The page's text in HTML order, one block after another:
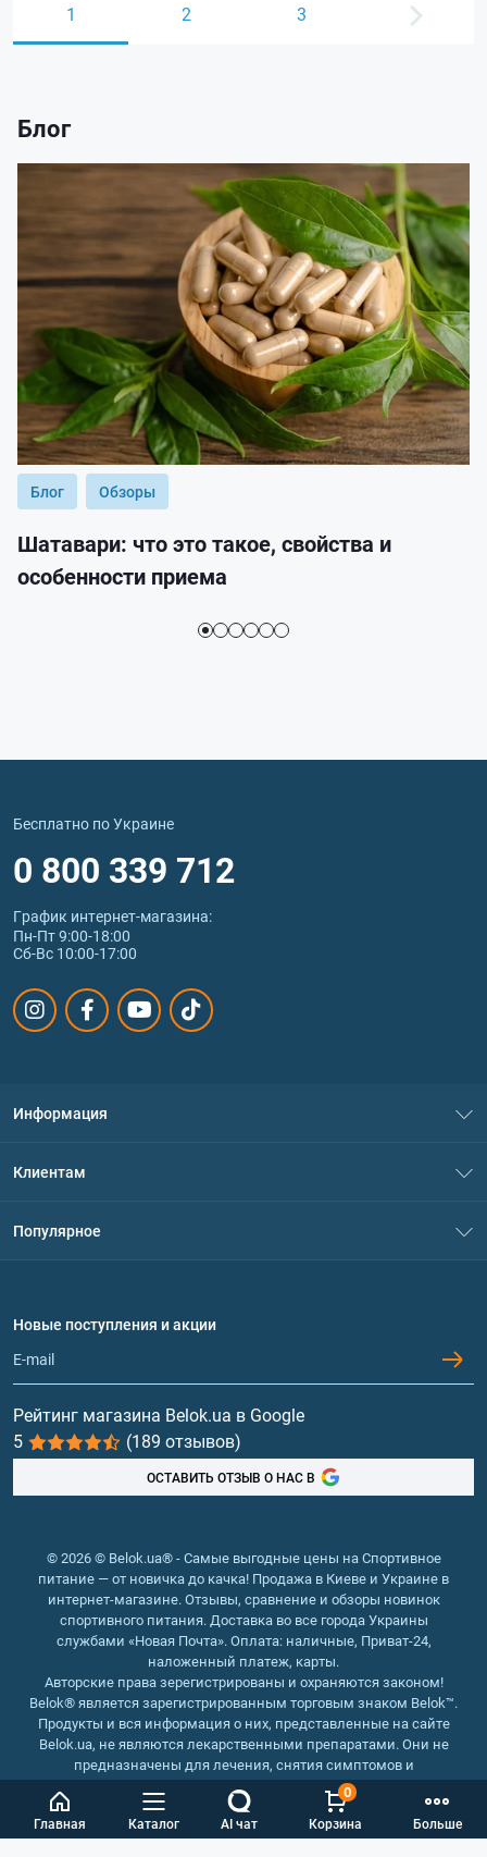
Главная Каталог AI чат Корзина
0
Больше
1 2 3
Блог
Блог Обзоры
Шатавари: что это такое, свойства и
особенности приема
Бесплатно по Украине
0 800 339 712
График интернет‑магазина:
Пн-Пт 9:00-18:00
Сб-Вс 10:00-17:00
Информация
Политика конфиденциальности
Обмен и возврат
Клиентам
Популярное
Протеин
Гейнеры
Витамины и минералы
Рыбий жир, жирные кислоты
Новые поступления и акции
Рейтинг магазина Belok.ua в Google
5
(189 отзывов)
ОСТАВИТЬ ОТЗЫВ О НАС В
© 2026 © Belok.ua® - Самые выгодные цены на Спортивное
питание — от новичка до качка! Продажа в Киеве и Украине в
интернет-магазине. Отзывы, сравнение и обзоры новинок
спортивного питания. Доставка во все города Украины
службами «Новая Почта». Оплата: наличные, Приват-24,
наложенный платеж, карты.
Авторские права зерегистрированы и охраняются законом!
Belok® является зарегистрированным торговым знаком Belok™.
Продукты и вся информация о них, представленные на сайте
Belok.ua, не являются лекарственными препаратами. Они не
предназначены для лечения, снятия симптомов и
предотвращения болезней.
Интернет магазин Belok.ua
››Интернет магазин спортивного
питания